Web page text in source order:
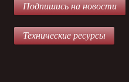
Подпишись на новости
Технические ресурсы